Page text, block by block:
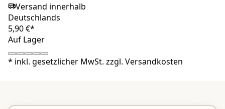
Versand innerhalb
Deutschlands
5,90 €*
Auf Lager
* inkl. gesetzlicher MwSt. zzgl. Versandkosten